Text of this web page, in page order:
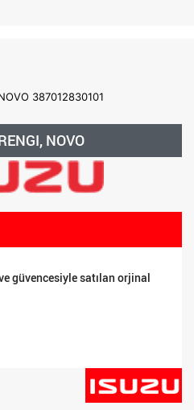
387012830101
NOVO
güvencesiyle satılan orjinal